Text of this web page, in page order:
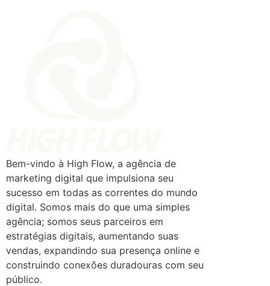
Bem-vindo à High Flow, a agência de
marketing digital que impulsiona seu
sucesso em todas as correntes do mundo
digital. Somos mais do que uma simples
agência; somos seus parceiros em
estratégias digitais, aumentando suas
vendas, expandindo sua presença online e
construindo conexões duradouras com seu
público.